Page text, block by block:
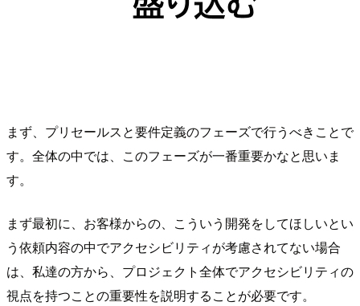
まず、プリセールスと要件定義のフェーズで行うべきことで
す。全体の中では、このフェーズが一番重要かなと思いま
す。
まず最初に、お客様からの、こういう開発をしてほしいとい
う依頼内容の中でアクセシビリティが考慮されてない場合
は、私達の方から、プロジェクト全体でアクセシビリティの
視点を持つことの重要性を説明することが必要です。